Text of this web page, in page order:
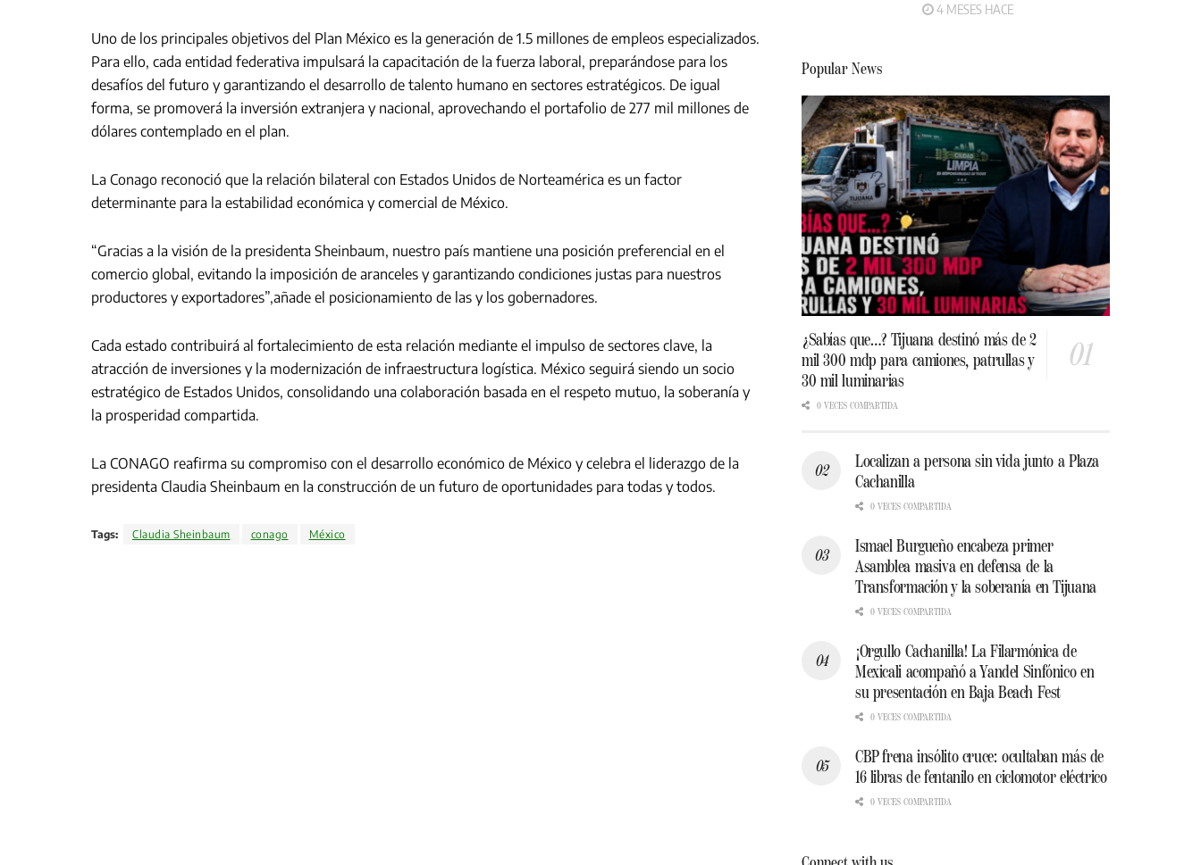
Uno de los principales objetivos del Plan México es la generación de 1.5 millones de empleos especializados.
Para ello, cada entidad federativa impulsará la capacitación de la fuerza laboral, preparándose para los
desafíos del futuro y garantizando el desarrollo de talento humano en sectores estratégicos. De igual
forma, se promoverá la inversión extranjera y nacional, aprovechando el portafolio de 277 mil millones de
dólares contemplado en el plan.
La Conago reconoció que la relación bilateral con Estados Unidos de Norteamérica es un factor
determinante para la estabilidad económica y comercial de México.
“Gracias a la visión de la presidenta Sheinbaum, nuestro país mantiene una posición preferencial en el
comercio global, evitando la imposición de aranceles y garantizando condiciones justas para nuestros
productores y exportadores”,añade el posicionamiento de las y los gobernadores.
Cada estado contribuirá al fortalecimiento de esta relación mediante el impulso de sectores clave, la
atracción de inversiones y la modernización de infraestructura logística. México seguirá siendo un socio
estratégico de Estados Unidos, consolidando una colaboración basada en el respeto mutuo, la soberanía y
la prosperidad compartida.
La CONAGO reafirma su compromiso con el desarrollo económico de México y celebra el liderazgo de la
presidenta Claudia Sheinbaum en la construcción de un futuro de oportunidades para todas y todos.
Tags: Claudia Sheinbaum conago México
4 MESES HACE
Popular News
¿Sabías que…? Tijuana destinó más de 2
mil 300 mdp para camiones, patrullas y
30 mil luminarias
0 VECES COMPARTIDA
Localizan a persona sin vida junto a Plaza
Cachanilla
0 VECES COMPARTIDA
Ismael Burgueño encabeza primer
Asamblea masiva en defensa de la
Transformación y la soberanía en Tijuana
0 VECES COMPARTIDA
¡Orgullo Cachanilla! La Filarmónica de
Mexicali acompañó a Yandel Sinfónico en
su presentación en Baja Beach Fest
0 VECES COMPARTIDA
CBP frena insólito cruce: ocultaban más de
16 libras de fentanilo en ciclomotor eléctrico
0 VECES COMPARTIDA